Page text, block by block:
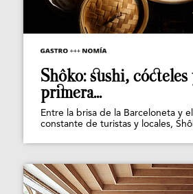
Shôko: sushi,
primera...
Entre la brisa de la Barceloneta y
constante de turistas y locales,